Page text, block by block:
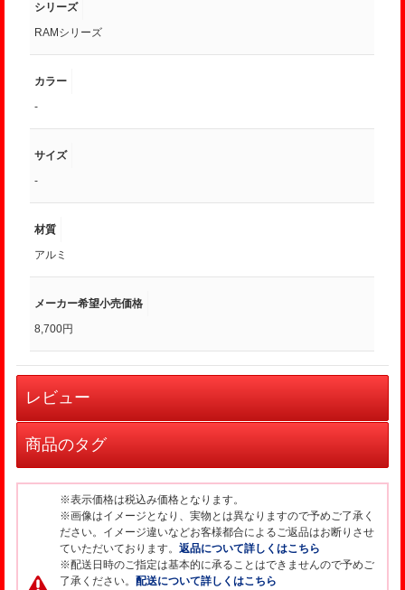
シリーズ
RAMシリーズ
カラー
-
サイズ
-
材質
アルミ
メーカー希望小売価格
8,700円
レビュー
商品のタグ
※表示価格は税込み価格となります。
※画像はイメージとなり、実物とは異なりますので予めご了承く
ださい。イメージ違いなどお客様都合によるご返品はお断りさせ
ていただいております。返品について詳しくはこちら
※配送日時のご指定は基本的に承ることはできませんので予めご
了承ください。 配送について詳しくはこちら